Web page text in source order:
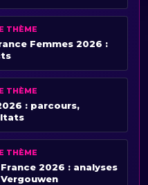
THÈME
Femmes 2026 :
THÈME
: parcours,
THÈME
2026 : analyses